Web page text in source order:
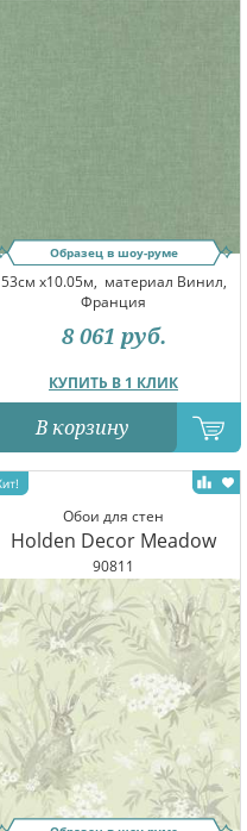
Образец в шоу-руме
53см x10.05м, материал Винил,
Франция
КУПИТЬ В 1 КЛИК
8 061 руб.
В корзину
Обои для стен
Holden Decor Meadow
90811